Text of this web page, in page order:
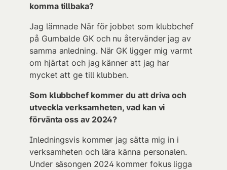
komma tillbaka?
Jag lämnade När för jobbet som klubbchef
på Gumbalde GK och nu återvänder jag av
samma anledning. När GK ligger mig varmt
om hjärtat och jag känner att jag har
mycket att ge till klubben.
Som klubbchef kommer du att driva och
utveckla verksamheten, vad kan vi
förvänta oss av 2024?
Inledningsvis kommer jag sätta mig in i
verksamheten och lära känna personalen.
Under säsongen 2024 kommer fokus ligga